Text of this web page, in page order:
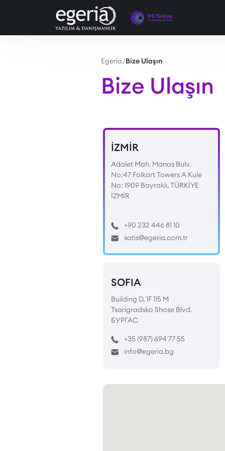
Egeria/Bize Ulaşın
Bize Ulaşın
İZMİR
Adalet Mah. Manas Bulv.
No:47 Folkart Towers A Kule
No: 1909 Bayraklı, TÜRKİYE
İZMİR
+90 232 446 81 10
satis@egeria.com.tr
SOFIA
Building D, 1F 115 M
Tsarigradsko Shose Blvd.
БУРГАС
+35 (987) 694 77 55
info@egeria.bg